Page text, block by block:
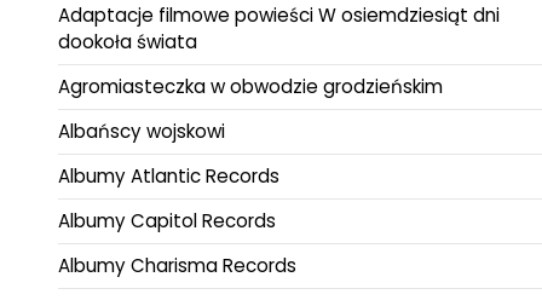
Adaptacje filmowe powieści W osiemdziesiąt dni
dookoła świata
Agromiasteczka w obwodzie grodzieńskim
Albańscy wojskowi
Albumy Atlantic Records
Albumy Capitol Records
Albumy Charisma Records